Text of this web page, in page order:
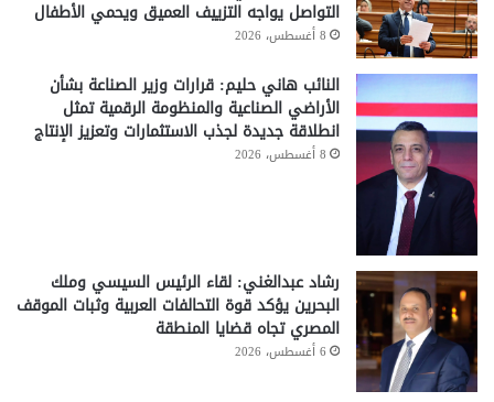
التواصل يواجه التزييف العميق ويحمي الأطفال
8 أغسطس، 2026
النائب هاني حليم: قرارات وزير الصناعة بشأن
الأراضي الصناعية والمنظومة الرقمية تمثل
انطلاقة جديدة لجذب الاستثمارات وتعزيز الإنتاج
8 أغسطس، 2026
رشاد عبدالغني: لقاء الرئيس السيسي وملك
البحرين يؤكد قوة التحالفات العربية وثبات الموقف
المصري تجاه قضايا المنطقة
6 أغسطس، 2026